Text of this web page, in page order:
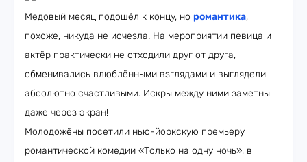
Медовый месяц подошёл к концу, но романтика,
похоже, никуда не исчезла. На мероприятии певица и
актёр практически не отходили друг от друга,
обменивались влюблёнными взглядами и выглядели
абсолютно счастливыми. Искры между ними заметны
даже через экран!
Молодожёны посетили нью-йоркскую премьеру
романтической комедии «Только на одну ночь», в